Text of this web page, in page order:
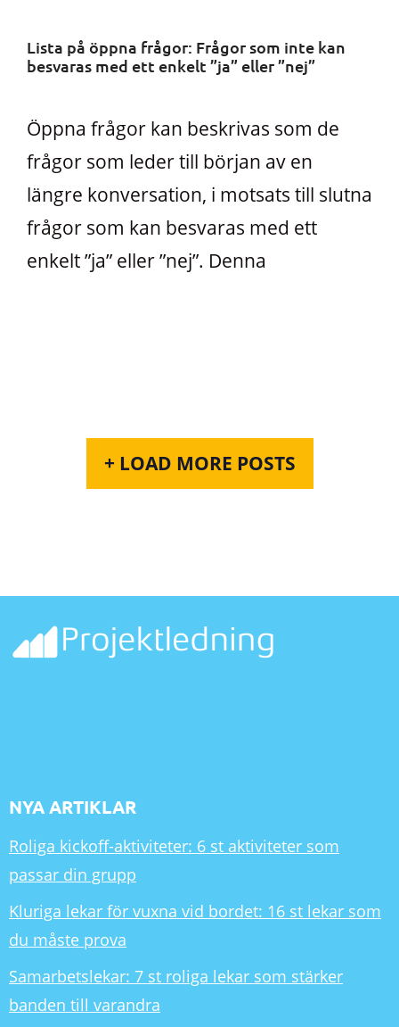
Lista på öppna frågor: Frågor som inte kan
besvaras med ett enkelt ”ja” eller ”nej”
Öppna frågor kan beskrivas som de
frågor som leder till början av en
längre konversation, i motsats till slutna
frågor som kan besvaras med ett
enkelt ”ja” eller ”nej”. Denna
+ LOAD MORE POSTS
NYA ARTIKLAR
Roliga kickoff-aktiviteter: 6 st aktiviteter som
passar din grupp
Kluriga lekar för vuxna vid bordet: 16 st lekar som
du måste prova
Samarbetslekar: 7 st roliga lekar som stärker
banden till varandra